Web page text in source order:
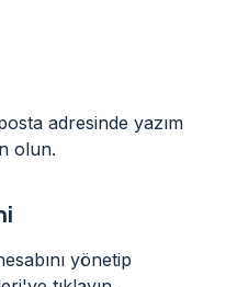
adresinde yazım
olun.
yönetip